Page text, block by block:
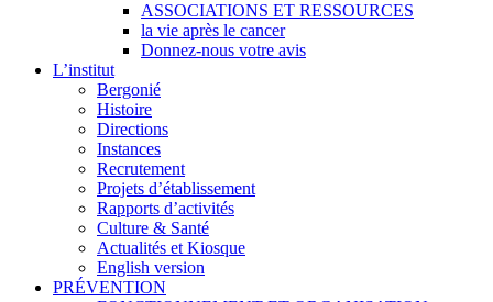
ASSOCIATIONS ET RESSOURCES
la vie après le cancer
Donnez-nous votre avis
L’institut
Bergonié
Histoire
Directions
Instances
Recrutement
Projets d’établissement
Rapports d’activités
Culture & Santé
Actualités et Kiosque
English version
PRÉVENTION